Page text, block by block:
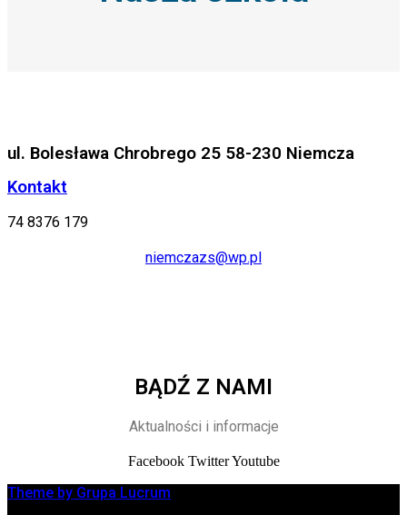
ul. Bolesława Chrobrego 25 58-230 Niemcza
Kontakt
74 8376 179
niemczazs@wp.pl
BĄDŹ Z NAMI
Aktualności i informacje
Facebook Twitter Youtube
Theme by Grupa Lucrum